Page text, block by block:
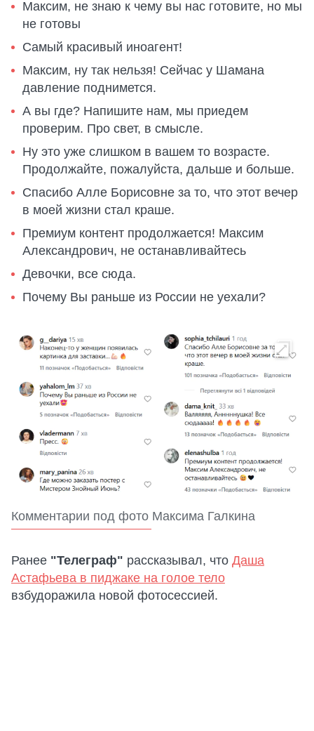
Максим, не знаю к чему вы нас готовите, но мы
не готовы
Самый красивый иноагент!
Максим, ну так нельзя! Сейчас у Шамана
давление поднимется.
А вы где? Напишите нам, мы приедем
проверим. Про свет, в смысле.
Ну это уже слишком в вашем то возрасте.
Продолжайте, пожалуйста, дальше и больше.
Спасибо Алле Борисовне за то, что этот вечер
в моей жизни стал краше.
Премиум контент продолжается! Максим
Александрович, не останавливайтесь
Девочки, все сюда.
Почему Вы раньше из России не уехали?
Комментарии под фото Максима Галкина
Ранее "Телеграф" рассказывал, что Даша
Астафьева в пиджаке на голое тело
взбудоражила новой фотосессией.